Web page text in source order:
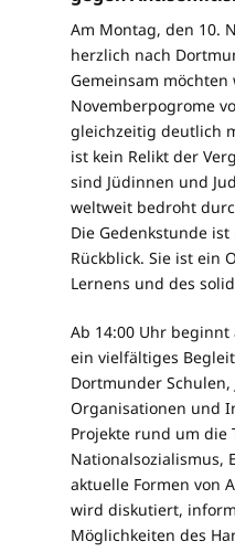
Am Montag, den 10.
herzlich nach
Gemeinsam
Novemberpogrome
gleichzeitig deutlich
ist kein Relikt der
sind Jüdinnen und
weltweit bedroht
Die Gedenkstunde
Rückblick. Sie ist ein
Lernens und des
Ab 14:00 Uhr
ein vielfältiges
Dortmunder
Organisationen und
Projekte rund um die
Nationalsozialismus,
aktuelle Formen von
wird diskutiert,
Möglichkeiten des